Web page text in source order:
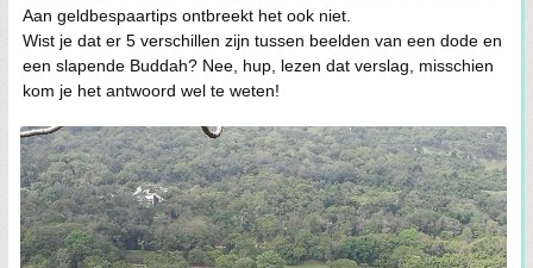
Aan geldbespaartips ontbreekt het ook niet.
Wist je dat er 5 verschillen zijn tussen beelden van een dode en
een slapende Buddah? Nee, hup, lezen dat verslag, misschien
kom je het antwoord wel te weten!